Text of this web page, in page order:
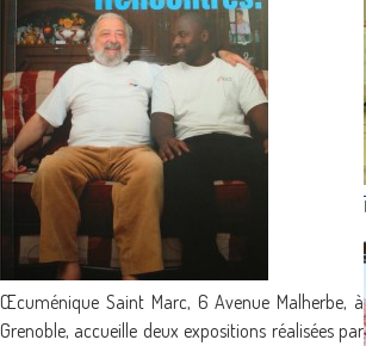
Œcuménique Saint Marc, 6 Avenue Malherbe, à
Grenoble, accueille deux expositions réalisées par